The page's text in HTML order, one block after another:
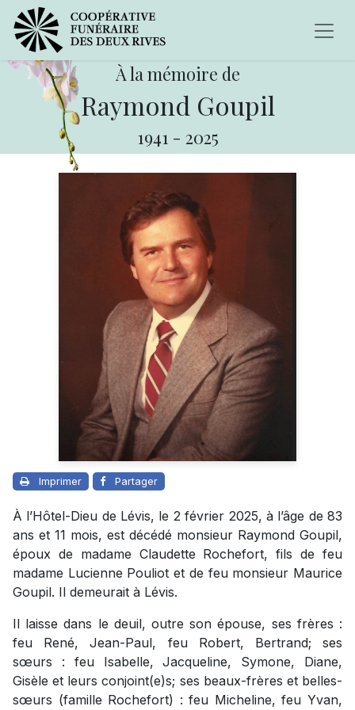
À la mémoire de
Raymond Goupil
1941 - 2025
Imprimer Partager
À l’Hôtel-Dieu de Lévis, le 2 février 2025, à l’âge de 83
ans et 11 mois, est décédé monsieur Raymond Goupil,
époux de madame Claudette Rochefort, fils de feu
madame Lucienne Pouliot et de feu monsieur Maurice
Goupil. Il demeurait à Lévis.
Il laisse dans le deuil, outre son épouse, ses frères :
feu René, Jean-Paul, feu Robert, Bertrand; ses
sœurs : feu Isabelle, Jacqueline, Symone, Diane,
Gisèle et leurs conjoint(e)s; ses beaux-frères et belles-
sœurs (famille Rochefort) : feu Micheline, feu Yvan,